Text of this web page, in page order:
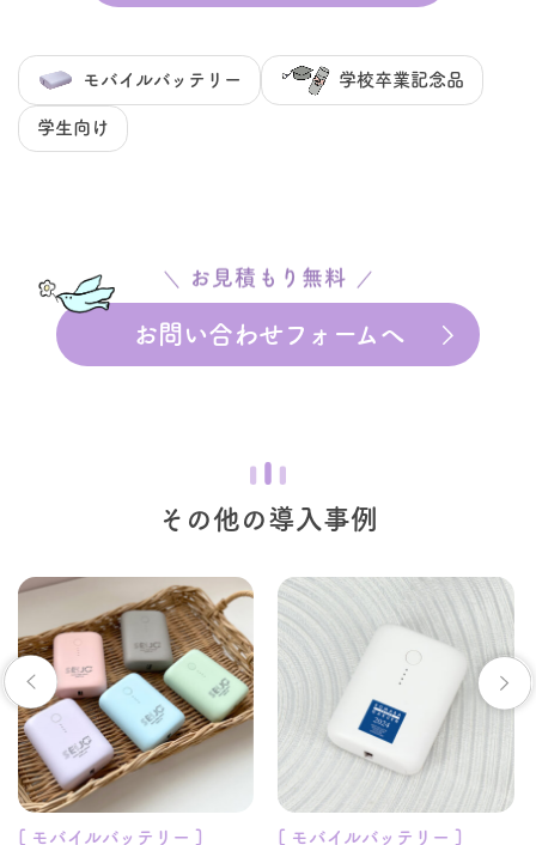
モバイルバッテリー 学校卒業記念品
学生向け
お見積もり無料
お問い合わせフォームへ
その他の導入事例
[ モバイルバッテリー ] [ モバイルバッテリー ]